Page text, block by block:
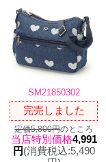
SM21850302
完売しました
定価5,800円のところ
当店特別価格4,991
円(消費税込:5,490